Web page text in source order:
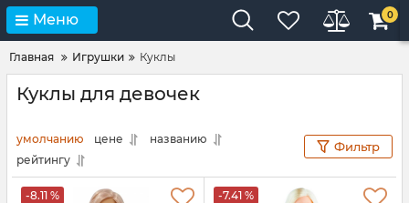
Меню 0
Главная Игрушки Куклы
Куклы для девочек
умолчанию цене
названию
рейтингу
Фильтр
-8.11 % -7.41 %